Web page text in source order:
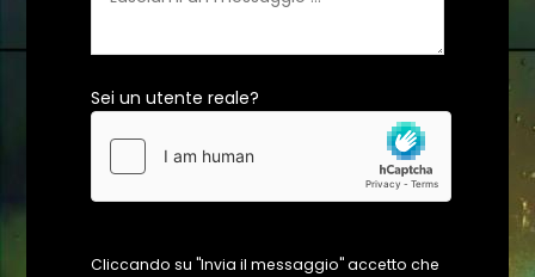
Sei un utente reale?
Cliccando su "Invia il messaggio" accetto che